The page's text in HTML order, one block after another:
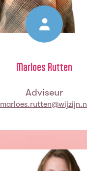
Marloes Rutten
Adviseur
marloes.rutten@wijzijn.nl